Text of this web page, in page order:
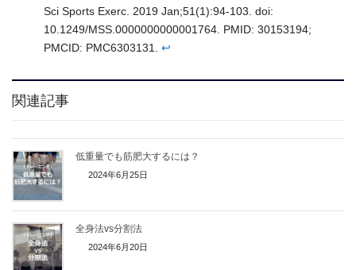
Sci Sports Exerc. 2019 Jan;51(1):94-103. doi:
10.1249/MSS.0000000000001764. PMID: 30153194;
PMCID: PMC6303131. ↩︎
関連記事
低重量でも筋肥大するには？
2024年6月25日
全身法vs分割法
2024年6月20日